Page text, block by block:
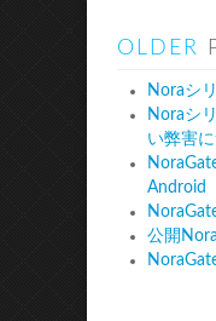
OLDER
Noraシ
Noraシ
い弊害
Android
公開